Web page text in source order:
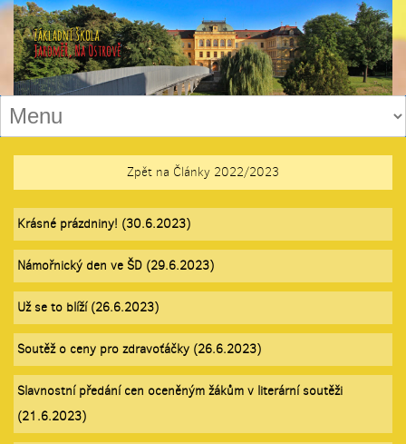
Zpět na Články 2022/2023
Krásné prázdniny! (30.6.2023)
Námořnický den ve ŠD (29.6.2023)
Už se to blíží (26.6.2023)
Soutěž o ceny pro zdravoťáčky (26.6.2023)
Slavnostní předání cen oceněným žákům v literární soutěži
(21.6.2023)